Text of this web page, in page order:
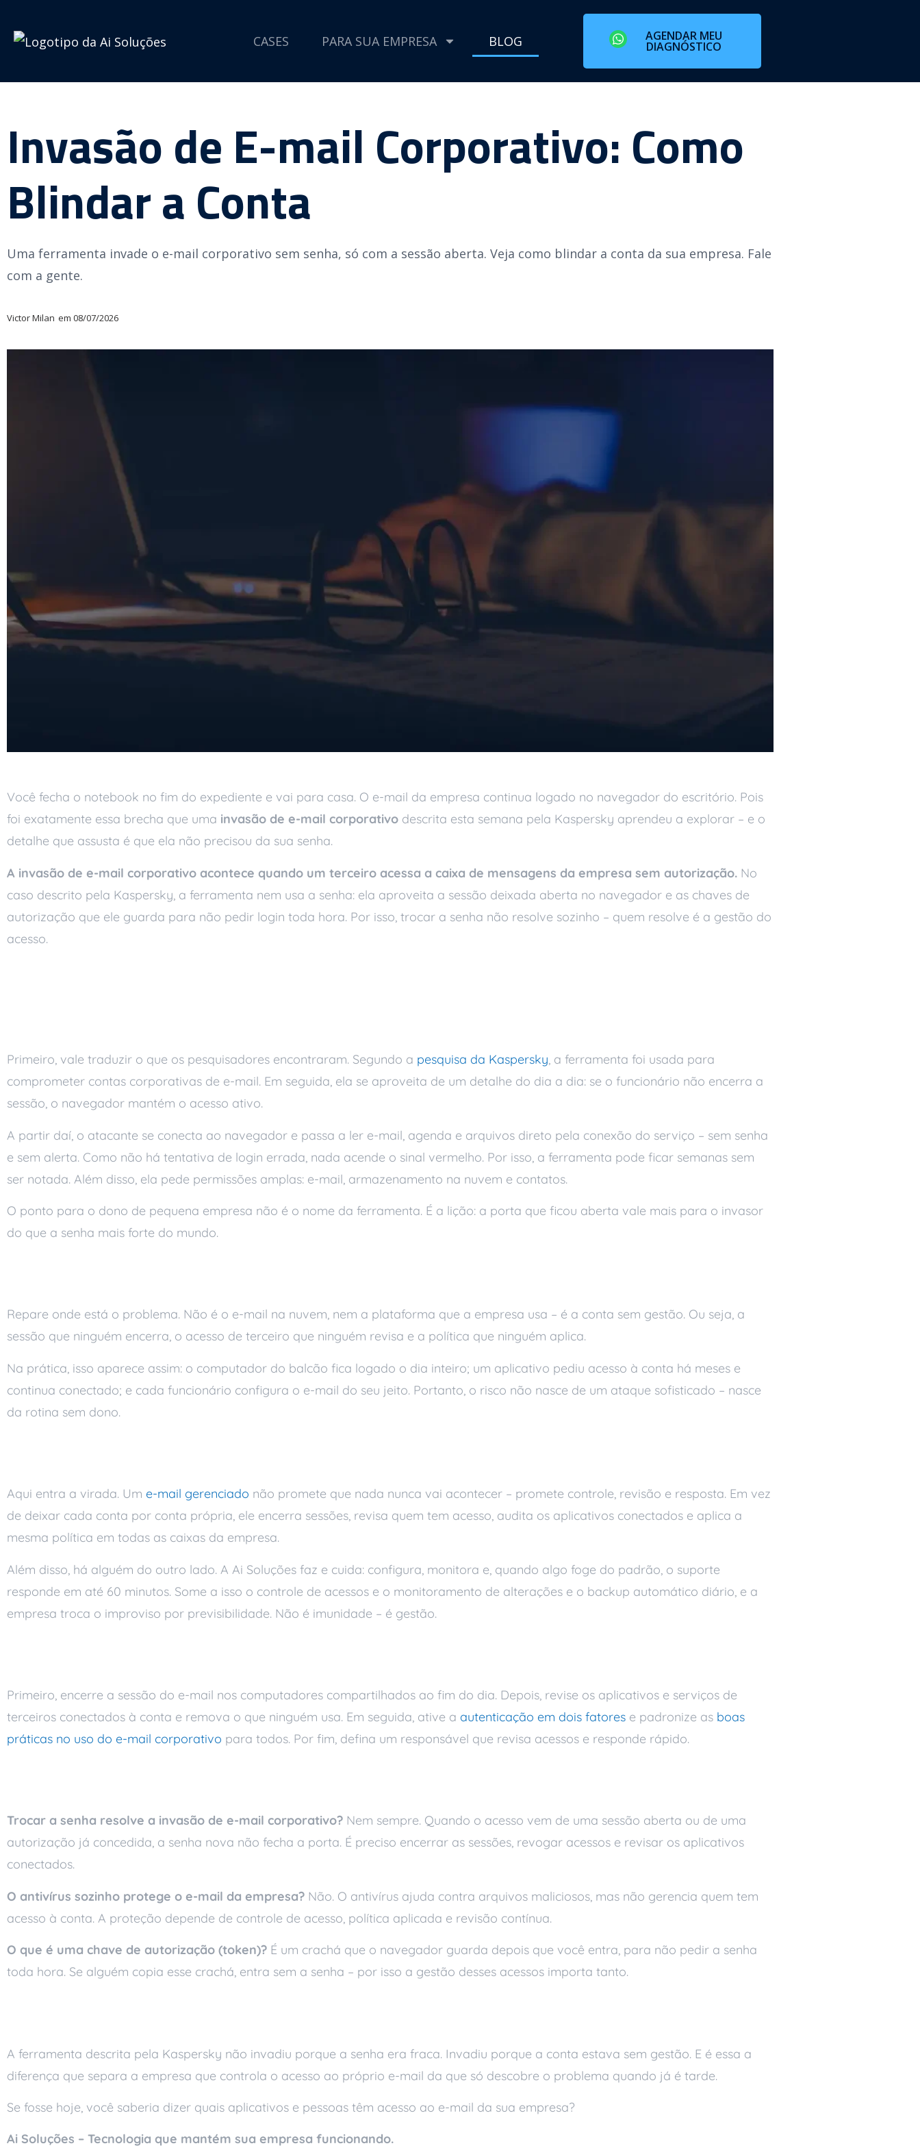
CASES PARA SUA EMPRESA BLOG AGENDAR MEU
DIAGNÓSTICO
Invasão de E-mail Corporativo: Como
Blindar a Conta
Uma ferramenta invade o e-mail corporativo sem senha, só com a sessão aberta. Veja como blindar a conta da sua empresa. Fale
com a gente.
Victor Milan em 08/07/2026
Você fecha o notebook no fim do expediente e vai para casa. O e-mail da empresa continua logado no navegador do escritório. Pois
foi exatamente essa brecha que uma invasão de e-mail corporativo descrita esta semana pela Kaspersky aprendeu a explorar – e o
detalhe que assusta é que ela não precisou da sua senha.
A invasão de e-mail corporativo acontece quando um terceiro acessa a caixa de mensagens da empresa sem autorização. No
caso descrito pela Kaspersky, a ferramenta nem usa a senha: ela aproveita a sessão deixada aberta no navegador e as chaves de
autorização que ele guarda para não pedir login toda hora. Por isso, trocar a senha não resolve sozinho – quem resolve é a gestão do
acesso.
Primeiro, vale traduzir o que os pesquisadores encontraram. Segundo a pesquisa da Kaspersky, a ferramenta foi usada para
comprometer contas corporativas de e-mail. Em seguida, ela se aproveita de um detalhe do dia a dia: se o funcionário não encerra a
sessão, o navegador mantém o acesso ativo.
A partir daí, o atacante se conecta ao navegador e passa a ler e-mail, agenda e arquivos direto pela conexão do serviço – sem senha
e sem alerta. Como não há tentativa de login errada, nada acende o sinal vermelho. Por isso, a ferramenta pode ficar semanas sem
ser notada. Além disso, ela pede permissões amplas: e-mail, armazenamento na nuvem e contatos.
O ponto para o dono de pequena empresa não é o nome da ferramenta. É a lição: a porta que ficou aberta vale mais para o invasor
do que a senha mais forte do mundo.
Repare onde está o problema. Não é o e-mail na nuvem, nem a plataforma que a empresa usa – é a conta sem gestão. Ou seja, a
sessão que ninguém encerra, o acesso de terceiro que ninguém revisa e a política que ninguém aplica.
Na prática, isso aparece assim: o computador do balcão fica logado o dia inteiro; um aplicativo pediu acesso à conta há meses e
continua conectado; e cada funcionário configura o e-mail do seu jeito. Portanto, o risco não nasce de um ataque sofisticado – nasce
da rotina sem dono.
Aqui entra a virada. Um e-mail gerenciado não promete que nada nunca vai acontecer – promete controle, revisão e resposta. Em vez
de deixar cada conta por conta própria, ele encerra sessões, revisa quem tem acesso, audita os aplicativos conectados e aplica a
mesma política em todas as caixas da empresa.
Além disso, há alguém do outro lado. A Ai Soluções faz e cuida: configura, monitora e, quando algo foge do padrão, o suporte
responde em até 60 minutos. Some a isso o controle de acessos e o monitoramento de alterações e o backup automático diário, e a
empresa troca o improviso por previsibilidade. Não é imunidade – é gestão.
Primeiro, encerre a sessão do e-mail nos computadores compartilhados ao fim do dia. Depois, revise os aplicativos e serviços de
terceiros conectados à conta e remova o que ninguém usa. Em seguida, ative a autenticação em dois fatores e padronize as boas
práticas no uso do e-mail corporativo para todos. Por fim, defina um responsável que revisa acessos e responde rápido.
Trocar a senha resolve a invasão de e-mail corporativo? Nem sempre. Quando o acesso vem de uma sessão aberta ou de uma
autorização já concedida, a senha nova não fecha a porta. É preciso encerrar as sessões, revogar acessos e revisar os aplicativos
conectados.
O antivírus sozinho protege o e-mail da empresa? Não. O antivírus ajuda contra arquivos maliciosos, mas não gerencia quem tem
acesso à conta. A proteção depende de controle de acesso, política aplicada e revisão contínua.
O que é uma chave de autorização (token)? É um crachá que o navegador guarda depois que você entra, para não pedir a senha
toda hora. Se alguém copia esse crachá, entra sem a senha – por isso a gestão desses acessos importa tanto.
A ferramenta descrita pela Kaspersky não invadiu porque a senha era fraca. Invadiu porque a conta estava sem gestão. E é essa a
diferença que separa a empresa que controla o acesso ao próprio e-mail da que só descobre o problema quando já é tarde.
Se fosse hoje, você saberia dizer quais aplicativos e pessoas têm acesso ao e-mail da sua empresa?
Ai Soluções – Tecnologia que mantém sua empresa funcionando.